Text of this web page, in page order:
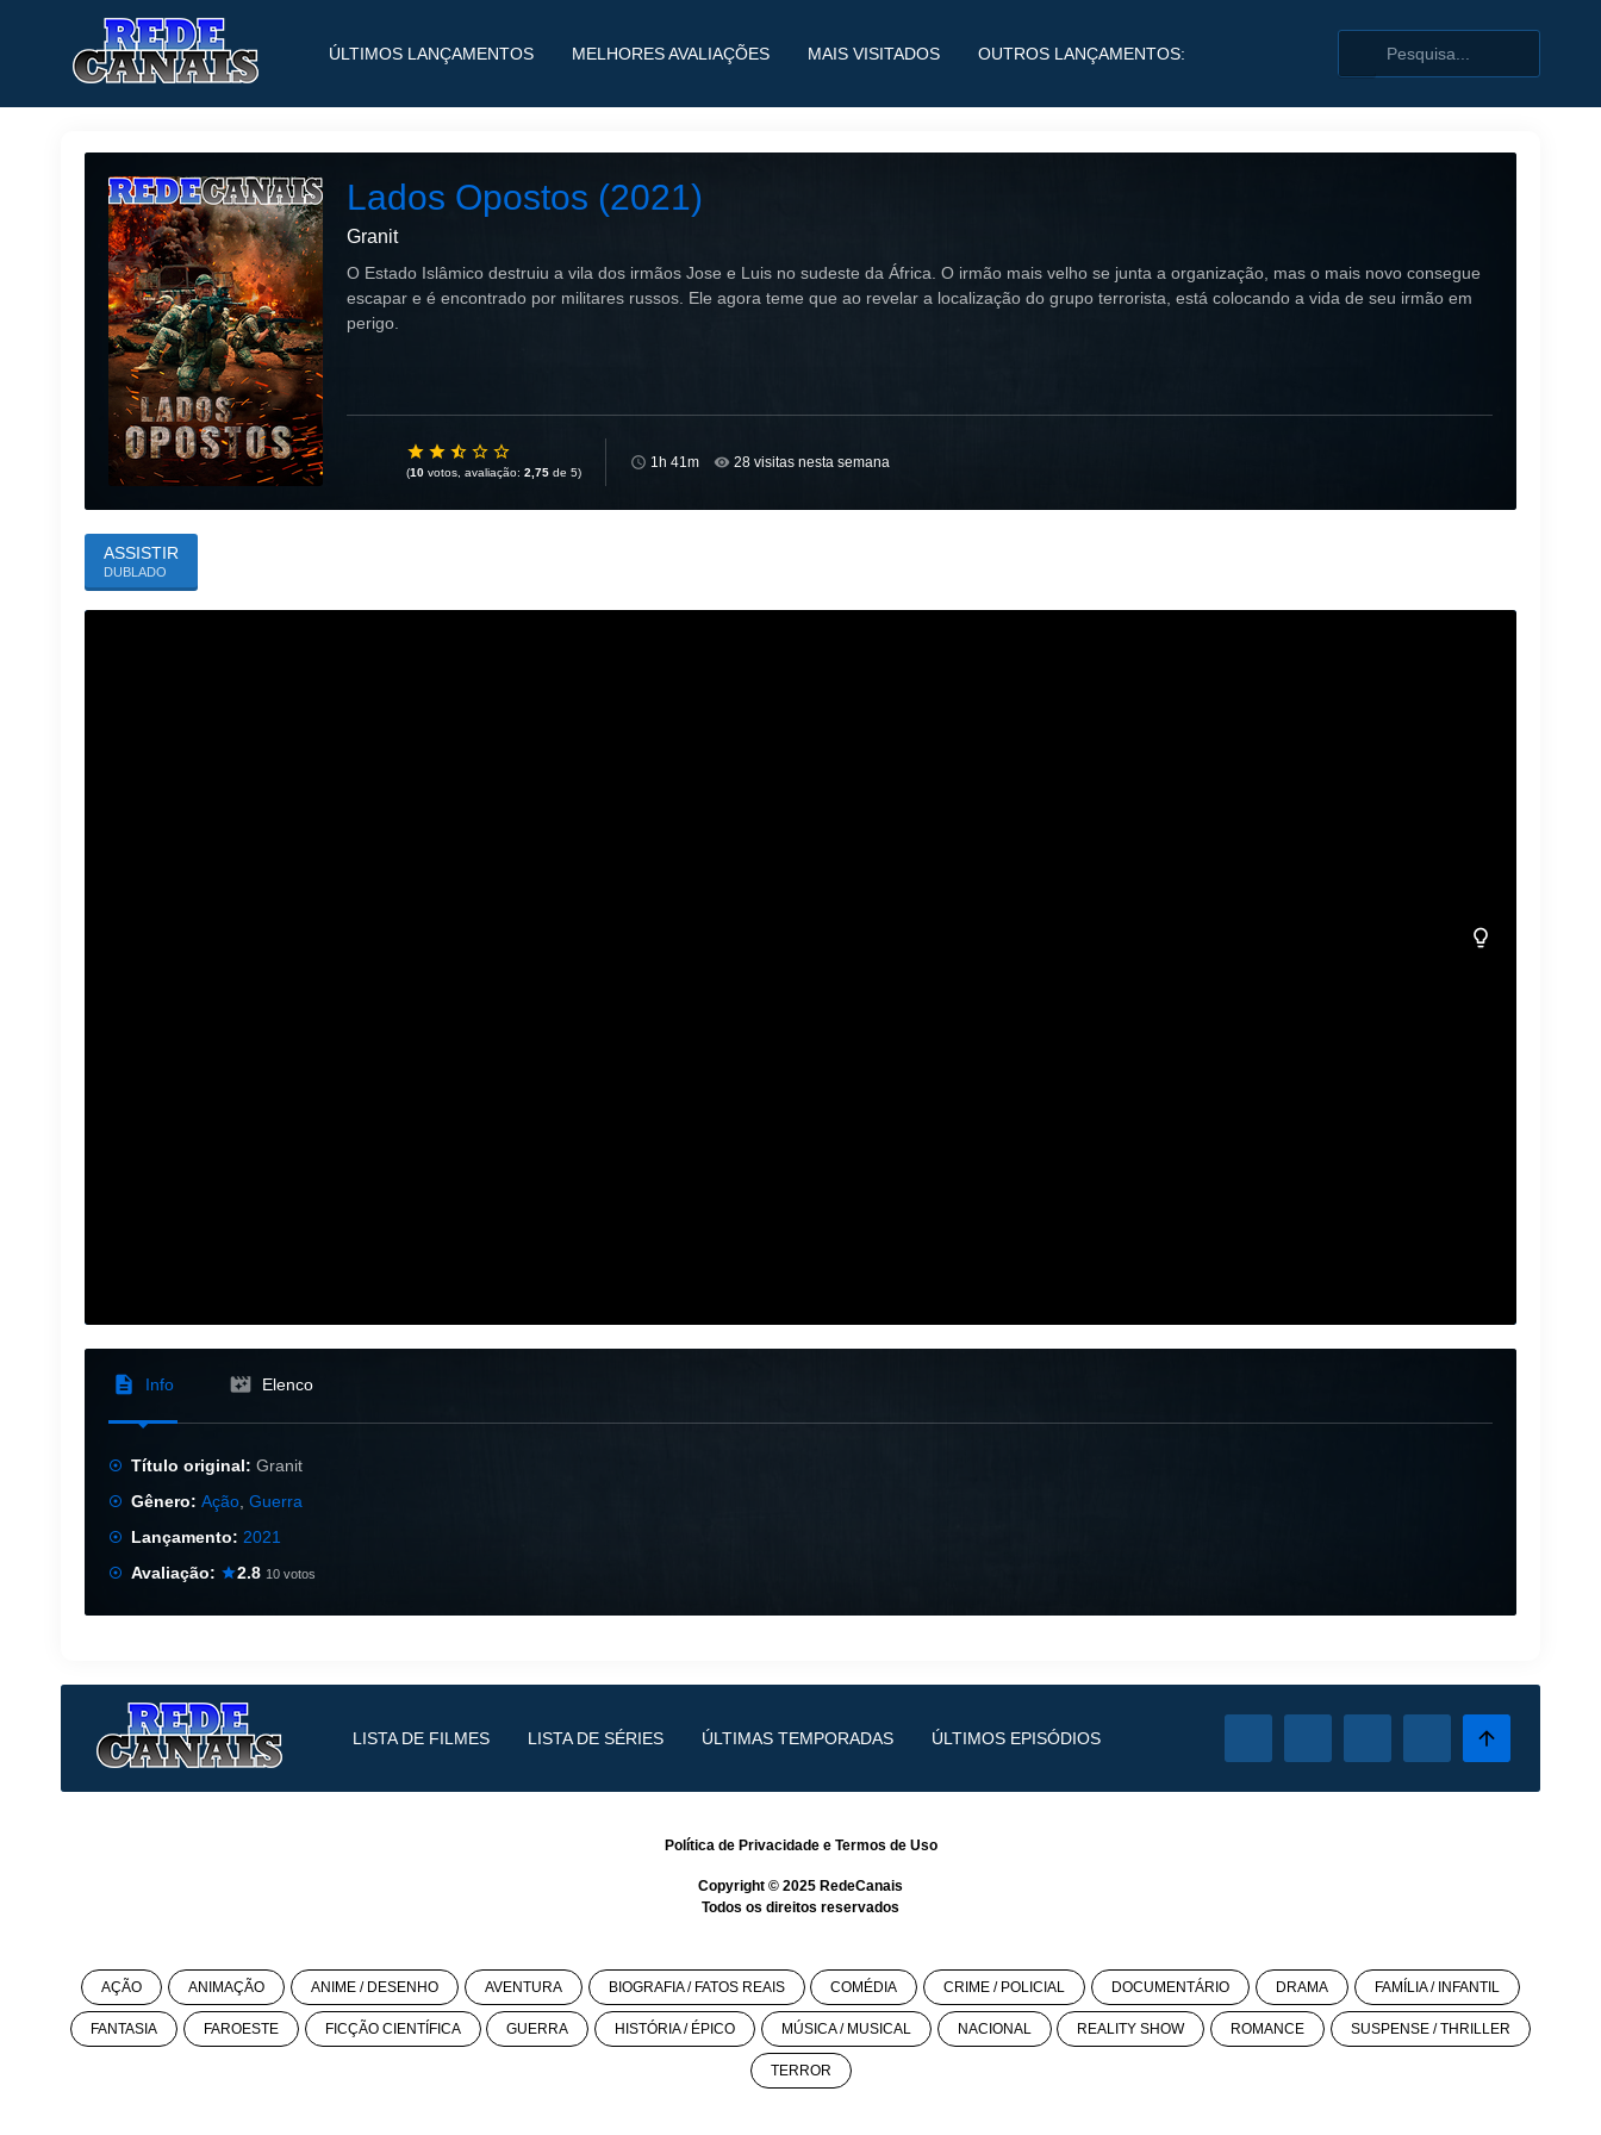
ÚLTIMOS LANÇAMENTOS MELHORES AVALIAÇÕES MAIS VISITADOS OUTROS LANÇAMENTOS:
Lados Opostos (2021)
Granit
O Estado Islâmico destruiu a vila dos irmãos Jose e Luis no sudeste da África. O irmão mais velho se junta a organização, mas o mais novo consegue
escapar e é encontrado por militares russos. Ele agora teme que ao revelar a localização do grupo terrorista, está colocando a vida de seu irmão em
perigo.
(10 votos, avaliação: 2,75 de 5)
1h 41m 28 visitas nesta semana
ASSISTIR
DUBLADO
Info Elenco
Título original:Granit
Gênero:Ação ,Guerra
Lançamento: 2021
Avaliação:
2.8 10 votos
LISTA DE FILMES LISTA DE SÉRIES ÚLTIMAS TEMPORADAS ÚLTIMOS EPISÓDIOS
Política de Privacidadee Termos de Uso
Copyright © 2025 RedeCanais
Todos os direitos reservados
AÇÃO ANIMAÇÃO ANIME / DESENHO AVENTURA BIOGRAFIA / FATOS REAIS COMÉDIA CRIME / POLICIAL DOCUMENTÁRIO DRAMA FAMÍLIA / INFANTIL
FANTASIA FAROESTE FICÇÃO CIENTÍFICA GUERRA HISTÓRIA / ÉPICO MÚSICA / MUSICAL NACIONAL REALITY SHOW ROMANCE SUSPENSE / THRILLER
TERROR